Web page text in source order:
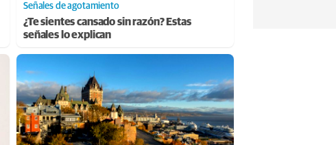
Señales de agotamiento
¿Te sientes cansado sin razón? Estas
señales lo explican